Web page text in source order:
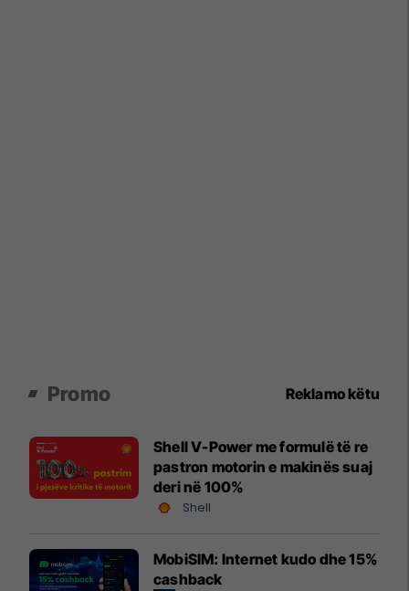
Promo Reklamo këtu
Shell V-Power me formulë të re
pastron motorin e makinës suaj
deri në 100%
Shell
MobiSIM: Internet kudo dhe 15%
cashback